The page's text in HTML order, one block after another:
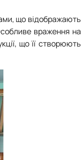
що відображають
враження на
що її створюють